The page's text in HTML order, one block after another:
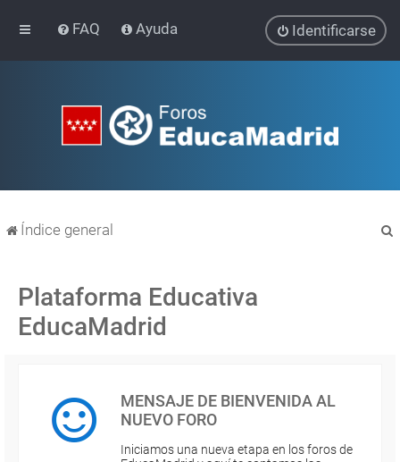
FAQ Ayuda Identificarse
Índice general
Plataforma Educativa
EducaMadrid
MENSAJE DE BIENVENIDA AL
NUEVO FORO
Iniciamos una nueva etapa en los foros de